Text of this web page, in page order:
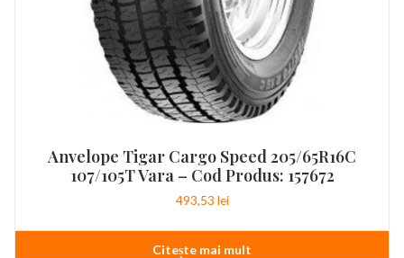
Anvelope Tigar Cargo Speed 205/65R16C
107/105T Vara – Cod Produs: 157672
493,53 lei
Citește mai mult